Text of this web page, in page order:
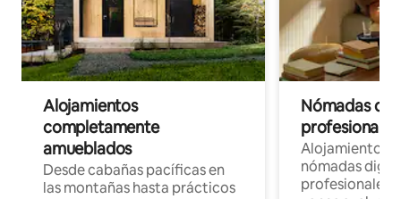
Alojamientos
completamente
amueblados
Desde cabañas pacíficas en
las montañas hasta prácticos
Nómadas
Alojamientos
nómadas
profesionales